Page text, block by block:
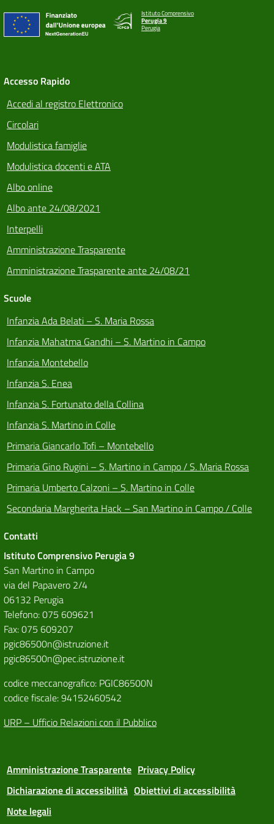
Istituto Comprensivo
Perugia 9
Perugia
Accesso Rapido
Accedi al registro Elettronico
Circolari
Modulistica famiglie
Modulistica docenti e ATA
Albo online
Albo ante 24/08/2021
Interpelli
Amministrazione Trasparente
Amministrazione Trasparente ante 24/08/21
Scuole
Infanzia Ada Belati – S. Maria Rossa
Infanzia Mahatma Gandhi – S. Martino in Campo
Infanzia Montebello
Infanzia S. Enea
Infanzia S. Fortunato della Collina
Infanzia S. Martino in Colle
Primaria Giancarlo Tofi – Montebello
Primaria Gino Rugini – S. Martino in Campo / S. Maria Rossa
Primaria Umberto Calzoni – S. Martino in Colle
Secondaria Margherita Hack – San Martino in Campo / Colle
Contatti
Istituto Comprensivo Perugia 9
San Martino in Campo
via del Papavero 2/4
06132 Perugia
Telefono: 075 609621
Fax: 075 609207
pgic86500n@istruzione.it
pgic86500n@pec.istruzione.it
codice meccanografico: PGIC86500N
codice fiscale: 94152460542
URP – Ufficio Relazioni con il Pubblico
Amministrazione Trasparente Privacy Policy
Dichiarazione di accessibilità Obiettivi di accessibilità
Note legali